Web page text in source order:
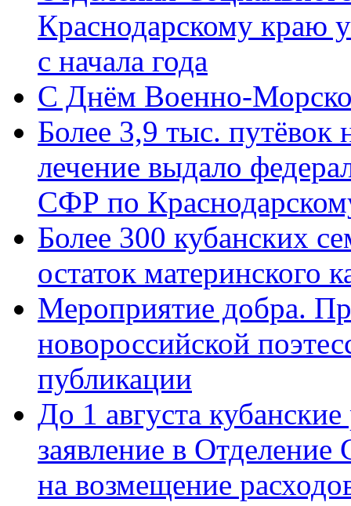
Краснодарскому краю
с начала года
C Днём Военно-
Более 3,9 тыс. путёвок
лечение выдало
СФР по
Более 300 кубанских
остаток материнского
Мероприятие добра.
новороссийской
публикации
До 1 августа
заявление в
на возмещение